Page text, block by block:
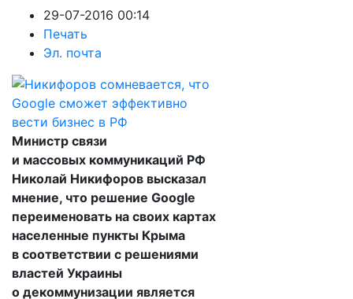
29-07-2016 00:14
Печать
Эл. почта
Министр связи
и массовых коммуникаций РФ
Николай Никифоров высказал
мнение, что решение Google
переименовать на своих картах
населенные пункты Крыма
в соответствии с решениями
властей Украины
о декоммунизации является